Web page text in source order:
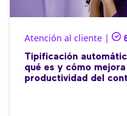
Atención al cliente |
Tipificación
qué es y cómo mejora
productividad del